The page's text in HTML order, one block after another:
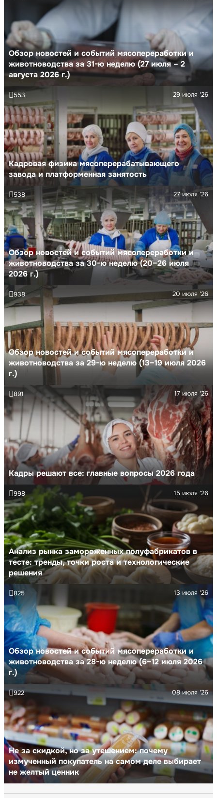
Обзор новостей и событий мясопереработки и
животноводства за 31-ю неделю (27 июля – 2
августа 2026 г.)
Кадровая физика мясоперерабатывающего
завода и платформенная занятость
29 июля '26
553
Обзор новостей и событий мясопереработки и
животноводства за 30-ю неделю (20–26 июля
2026 г.)
27 июля '26
538
Обзор новостей и событий мясопереработки и
животноводства за 29-ю неделю (13–19 июля 2026
г.)
20 июля '26
938
Кадры решают все: главные вопросы 2026 года
17 июля '26
891
Анализ рынка замороженных полуфабрикатов в
тесте: тренды, точки роста и технологические
решения
15 июля '26
998
Обзор новостей и событий мясопереработки и
животноводства за 28-ю неделю (6–12 июля 2026
г.)
13 июля '26
825
Не за скидкой, но за утешением: почему
измученный покупатель на самом деле выбирает
не желтый ценник
08 июля '26
922